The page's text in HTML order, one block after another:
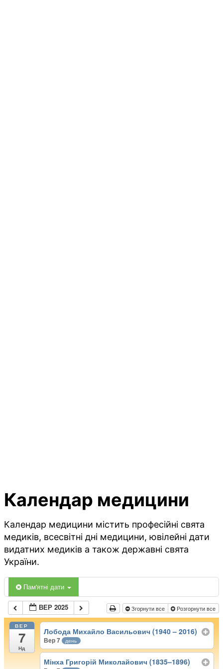
Календар медицини
Календар медицини містить професійні свята
медиків, всесвітні дні медицини, ювілейні дати
видатних медиків а також державні свята
України.
Пам'ятні дати
ВЕР 2025 Згорнути все Розгорнути все
ВЕР
7
Нд
Лобода Михайло Васильович (1940 – 2016)
Вер 7 день
Мінха Григорій Миколайович (1835–1896)